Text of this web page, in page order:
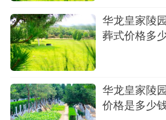
荷花碑系列
荷花碑：以38900元的价格
花主题设计，象征出淤泥而不染
庭苑碑系列
华龙皇家陵
葬式价格多
华龙皇家陵
价格是多少